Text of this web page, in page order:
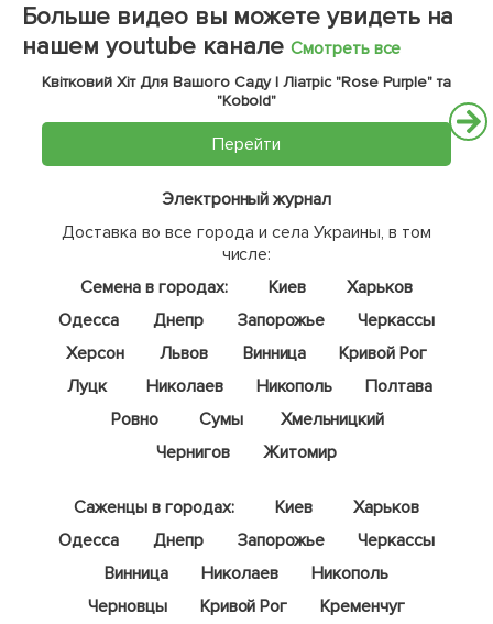
Больше видео вы можете увидеть на
нашем youtube канале Смотреть все
Квітковий Хіт Для Вашого Саду | Ліатріс "Rose Purple" та
"Kobold"
Перейти
Электронный журнал
Доставка во все города и села Украины, в том
числе:
Семена в городах:
Киев
Харьков
Одесса
Днепр Запорожье
Черкассы
Херсон
Львов Винница
Кривой Рог
Луцк
Николаев Никополь
Полтава
Ровно
Сумы
Хмельницкий
Чернигов
Житомир
Саженцы в городах: Киев
Харьков
Одесса
Днепр Запорожье
Черкассы
Винница
Николаев
Никополь
Черновцы
Кривой Рог
Кременчуг